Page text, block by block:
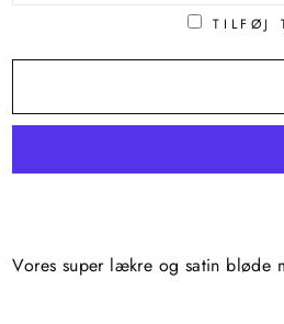
TILFØJ
Vores super lækre og satin bløde